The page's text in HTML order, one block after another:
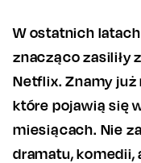
W ostatnich
znacząco zasiliły
Netflix. Znamy już
które pojawią się
miesiącach. Nie
dramatu, komedii,